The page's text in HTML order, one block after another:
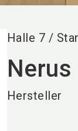
Halle 7 /
Hersteller